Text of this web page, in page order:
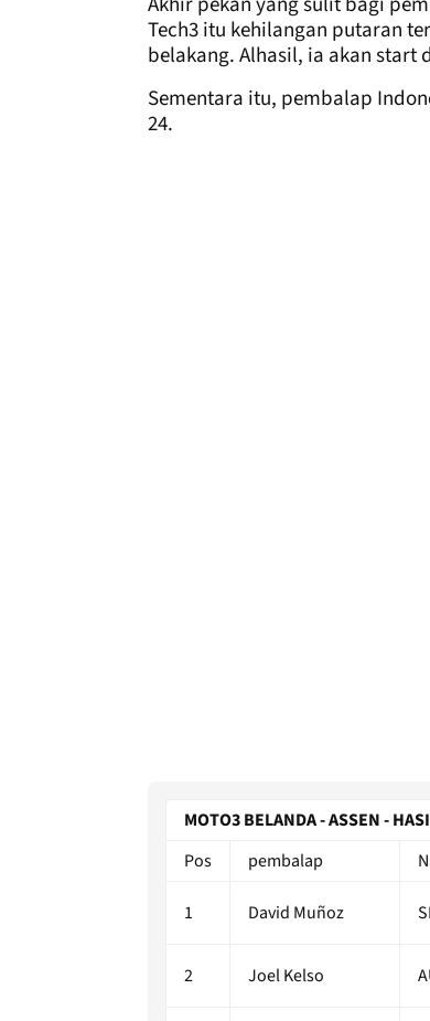
Tech3 itu kehilangan putaran
belakang. Alhasil, ia akan start
Sementara itu, pembalap
24.
MOTO3 BELANDA - ASSEN -
Pos
pembalap
1 David Muñoz
2 Joel Kelso